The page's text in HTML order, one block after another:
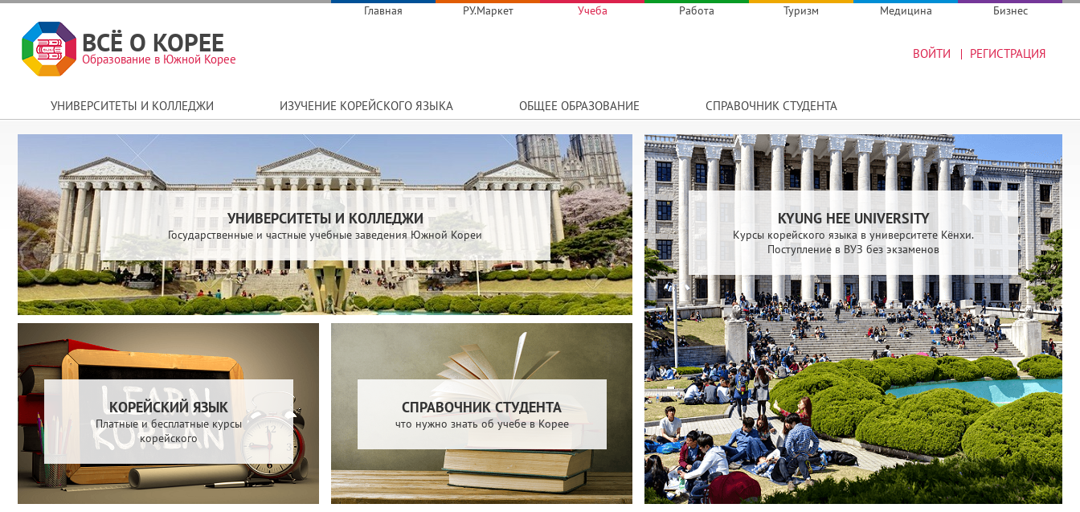
Главная РУ.Маркет Учеба Работа Туризм Медицина Бизнес
ВСЁ О КОРЕЕ
Образование в Южной Корее ВОЙТИ РЕГИСТРАЦИЯ
УНИВЕРСИТЕТЫ И КОЛЛЕДЖИ ИЗУЧЕНИЕ КОРЕЙСКОГО ЯЗЫКА ОБЩЕЕ ОБРАЗОВАНИЕ СПРАВОЧНИК СТУДЕНТА
УНИВЕРСИТЕТЫ И КОЛЛЕДЖИ
Государственные и частные учебные заведения Южной Кореи
КОРЕЙСКИЙ ЯЗЫК
Платные и бесплатные курсы
корейского
СПРАВОЧНИК СТУДЕНТА
что нужно знать об учебе в Корее
KYUNG HEE UNIVERSITY
Курсы корейского языка в университете Кёнхи.
Поступление в ВУЗ без экзаменов